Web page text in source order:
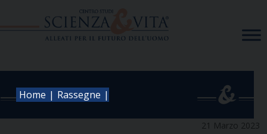
Home | Rassegne |
21 Marzo 2023